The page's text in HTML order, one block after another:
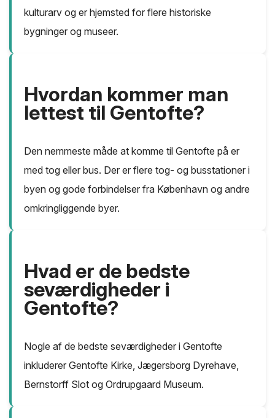
kulturarv og er hjemsted for flere historiske
bygninger og museer.
Hvordan kommer man
lettest til Gentofte?
Den nemmeste måde at komme til Gentofte på er
med tog eller bus. Der er flere tog- og busstationer i
byen og gode forbindelser fra København og andre
omkringliggende byer.
Hvad er de bedste
seværdigheder i
Gentofte?
Nogle af de bedste seværdigheder i Gentofte
inkluderer Gentofte Kirke, Jægersborg Dyrehave,
Bernstorff Slot og Ordrupgaard Museum.